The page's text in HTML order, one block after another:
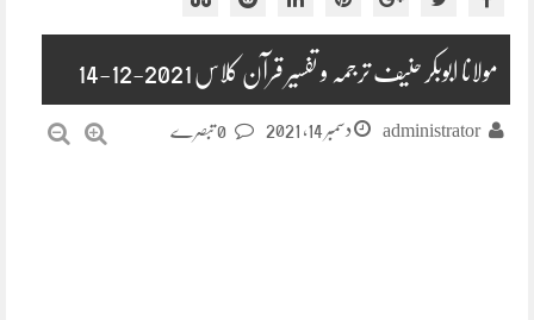
مولانا ابوبکر حنیف ترجمہ و تفسیر قرآن کلاس 2021-12-14
administrator دسمبر 14, 2021